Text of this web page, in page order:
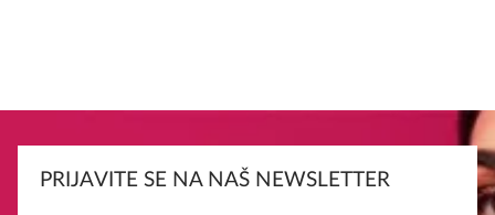
PRIJAVITE SE NA NAŠ NEWSLETTER